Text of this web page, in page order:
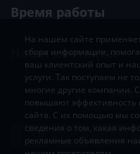
Время работы
Наши контакты
Разработка
На нашем сайте
сбора информации,
ваш клиентский опыт и
услуги. Так поступаем не
многие другие компании.
повышают эффективность
сайта. С их помощью мы
сведения о том, какая
рекламные объявления